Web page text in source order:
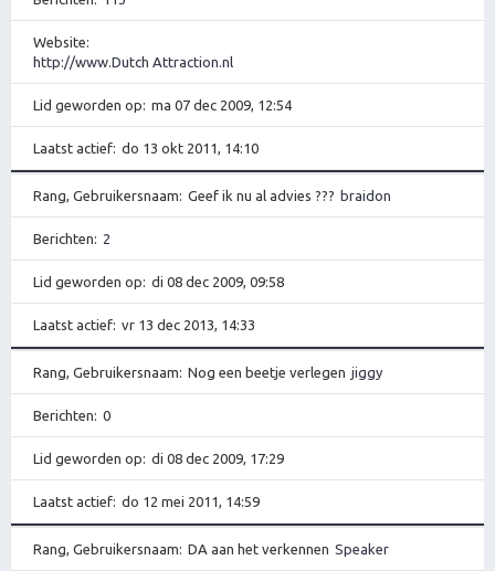
Website
http://www.Dutch Attraction.nl
Lid geworden op ma 07 dec 2009, 12:54
Laatst actief do 13 okt 2011, 14:10
Rang, Gebruikersnaam Geef ik nu al advies ??? braidon
Berichten 2
Lid geworden op di 08 dec 2009, 09:58
Laatst actief vr 13 dec 2013, 14:33
Rang, Gebruikersnaam Nog een beetje verlegen jiggy
Berichten 0
Lid geworden op di 08 dec 2009, 17:29
Laatst actief do 12 mei 2011, 14:59
Rang, Gebruikersnaam DA aan het verkennen Speaker